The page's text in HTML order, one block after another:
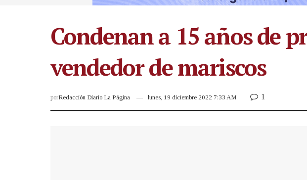
Condenan a 15 años de
vendedor de mariscos
porRedacción Diario La Página lunes, 19 diciembre 2022 7:33 AM 1